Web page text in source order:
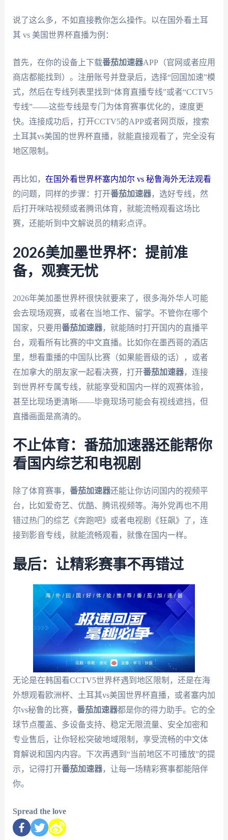
说了这么多，不如直接教你怎么操作。以在国外看土耳
其 vs 美国世界杯直播为例：
首先，在你的设备上下载番茄加速器APP（官网或者应用
商店都能找到）。注册账号并登录后，选择“回国加速”模
式，然后在专线列表里找到“体育直播专线”或者“CCTV5
专线”——这些专线是专门为体育赛事优化的，速度更
快。连接成功后，打开CCTV5的APP或者网页版，搜索
土耳其vs美国的世界杯直播，就能直接观看了，完全没有
地区限制。
再比如， 在国外看世界杯塞内加尔 vs 秘鲁海外无法观看
的问题，同样的步骤：打开番茄加速器，选好专线，然
后打开咪咕视频或者腾讯体育，就能流畅观看这场比
赛，还能听到中文解说员的精彩点评。
2026美加墨世界杯：提前准
备，观赛无忧
2026年美加墨世界杯很快就要来了，很多海外华人可能
会去现场观赛，或者在当地工作、留学。不管你在哪个
国家，只要用番茄加速器，就能随时打开国内的直播平
台，观看所有比赛的中文直播。比如你在墨西哥的酒店
里，想看重播的中国队比赛（如果能晋级的话），或者
在加拿大的朋友家一起看决赛，打开番茄加速器，连接
到世界杯专属专线，就能享受和国内一样的观赛体验，
甚至比现场更清晰——毕竟现场可能会有视线遮挡，但
直播画面是高清的。
不止体育：番茄加速器还能帮你
看国内综艺和电视剧
除了体育赛事， 番茄加速器还能让你访问国内的视频平
台，比如爱奇艺、优酷、腾讯视频等。海外党再也不用
错过热门的综艺《奔跑吧》或者电视剧《狂飙》了，连
接到影音专线，就能流畅观看，就像在国内一样。
最后：让精彩赛事不再错过
无论是在韩国看CCTV5世界杯遇到地区限制，还是在海
外想观看欧洲杯、土耳其vs美国世界杯直播，或者塞内加
尔vs秘鲁的比赛， 番茄加速器都是你的得力助手。它的全
球节点覆盖、多设备支持、稳定无限流量、安全加密和
专业售后，让你轻松突破地域限制，享受流畅的中文体
育解说和国内内容。下次再遇到“当前地区不可播放”的提
示，记得打开番茄加速器，让每一场精彩赛事都能陪伴
你。
Spread the love